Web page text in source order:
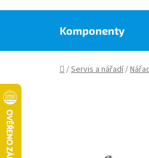
Komponenty
Domů
/Servis a nářadí/